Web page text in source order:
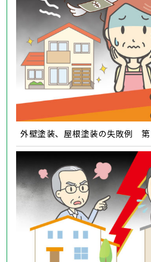
外壁塗装、屋根塗装の失敗例 第